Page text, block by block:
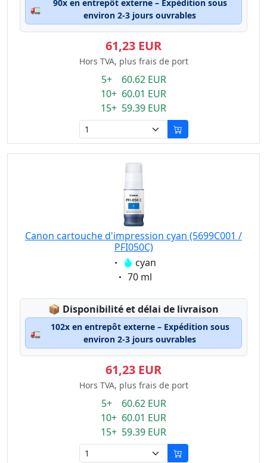
🚛
90x en entrepôt externe – Expédition sous
environ 2-3 jours ouvrables
61,23 EUR
Hors TVA, plus frais de port
5+ 60.62 EUR
10+ 60.01 EUR
15+ 59.39 EUR
Canon cartouche d'impression cyan (5699C001 /
PFI050C)
Eigenschaft:
cyan
Eigenschaft:
70 ml
📦 Lagerstatus:
Disponibilité et délai de livraison
🚛
102x en entrepôt externe – Expédition sous
environ 2-3 jours ouvrables
61,23 EUR
Hors TVA, plus frais de port
5+ 60.62 EUR
10+ 60.01 EUR
15+ 59.39 EUR